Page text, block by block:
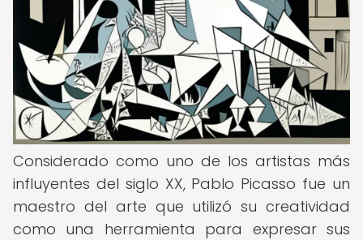
Considerado como uno de los artistas más
influyentes del siglo XX, Pablo Picasso fue un
maestro del arte que utilizó su creatividad
como una herramienta para expresar sus